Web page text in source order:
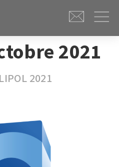
2021
2021